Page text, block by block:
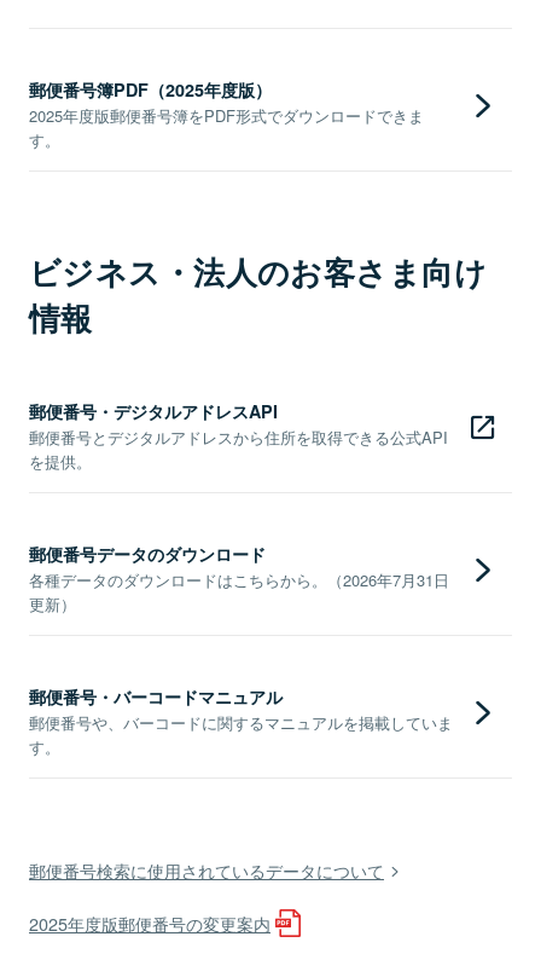
郵便番号簿PDF（2025年度版）
2025年度版郵便番号簿をPDF形式でダウンロードできま
す。
ビジネス・法人のお客さま向け
情報
郵便番号・デジタルアドレスAPI
郵便番号とデジタルアドレスから住所を取得できる公式API
を提供。
郵便番号データのダウンロード
各種データのダウンロードはこちらから。（2026年7月31日
更新）
郵便番号・バーコードマニュアル
郵便番号や、バーコードに関するマニュアルを掲載していま
す。
郵便番号検索に使用されているデータについて
2025年度版郵便番号の変更案内